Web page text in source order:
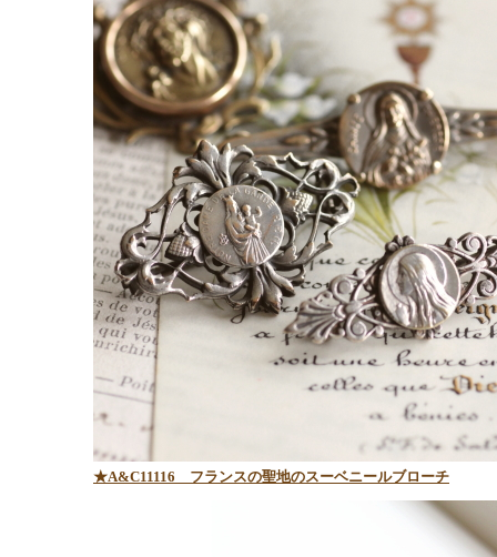
★A&C11116 フランスの聖地のスーベニールブローチ